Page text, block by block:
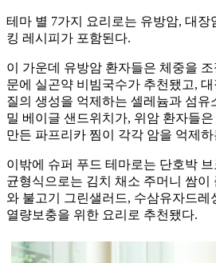
테마 별 7가지 요리로는 유방암, 대장
킹 레시피가 포함된다.
이 가운데 유방암 환자들은 체중을
문에 실곤약 비빔국수가 추천됐고,
질의 생성을 억제하는 셀레늄과 섬유
밀 베이글 샌드위치가, 위암 환자들
만든 파프리카 찜이 각각 암을 억제
이밖에 슈퍼 푸드 테마로는 단호박
균형식으로는 김치 채소 주머니 쌈이
와 불고기 그린샐러드, 수삼유자드레
열량보충을 위한 요리로 추천됐다.